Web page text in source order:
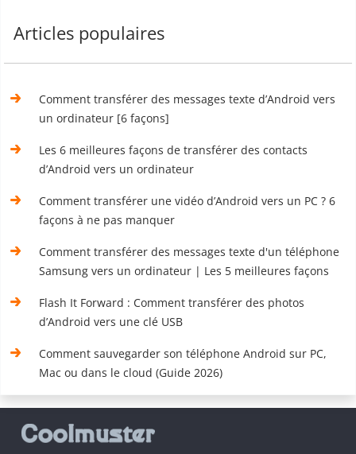
Articles populaires
Comment transférer des messages texte d’Android vers
un ordinateur [6 façons]
Les 6 meilleures façons de transférer des contacts
d’Android vers un ordinateur
Comment transférer une vidéo d’Android vers un PC ? 6
façons à ne pas manquer
Comment transférer des messages texte d'un téléphone
Samsung vers un ordinateur | Les 5 meilleures façons
Flash It Forward : Comment transférer des photos
d’Android vers une clé USB
Comment sauvegarder son téléphone Android sur PC,
Mac ou dans le cloud (Guide 2026)